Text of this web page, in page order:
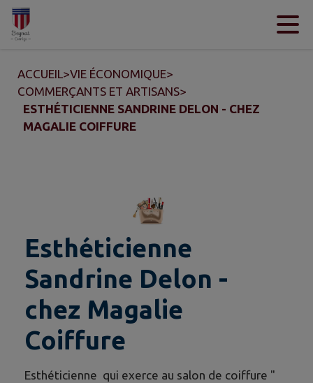
Contenu
ACCUEIL>VIE ÉCONOMIQUE>
COMMERÇANTS ET ARTISANS>
ESTHÉTICIENNE SANDRINE DELON - CHEZ
MAGALIE COIFFURE
Esthéticienne
Sandrine Delon -
chez Magalie
Coiffure
Esthéticienne qui exerce au salon de coiffure "